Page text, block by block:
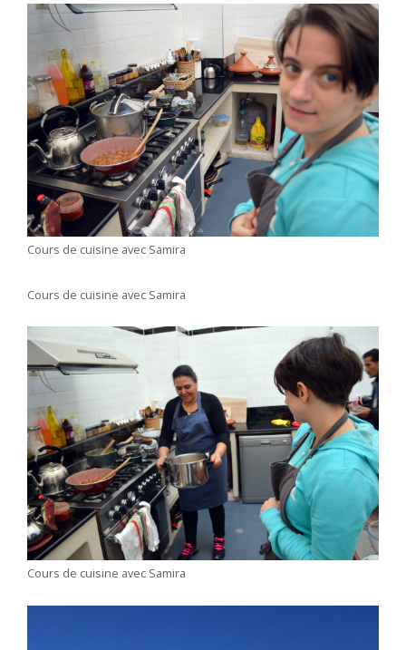
Cours de cuisine avec Samira
Cours de cuisine avec Samira
Cours de cuisine avec Samira